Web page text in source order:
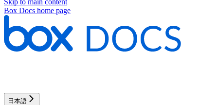
Box Docs home page
日本語